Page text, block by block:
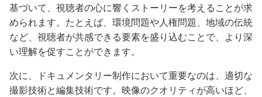
基づいて、視聴者の心に響くストーリーを考えることが求
められます。たとえば、環境問題や人権問題、地域の伝統
など、視聴者が共感できる要素を盛り込むことで、より深
い理解を促すことができます。
次に、ドキュメンタリー制作において重要なのは、適切な
撮影技術と編集技術です。映像のクオリティが高いほど、